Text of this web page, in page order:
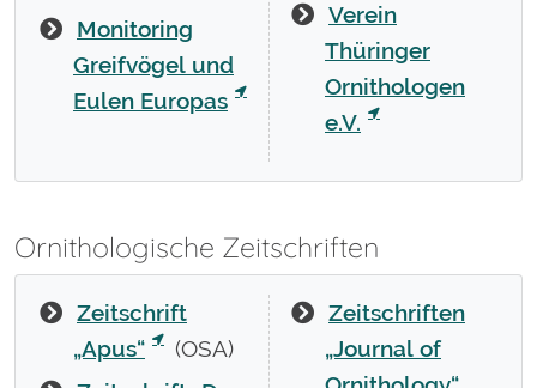
Monitoring
Greifvögel und
Eulen Europas
Verein
Thüringer
Ornithologen
e.V.
Ornithologische Zeitschriften
Zeitschrift
„Apus“
(OSA)
Zeitschriften
„Journal of